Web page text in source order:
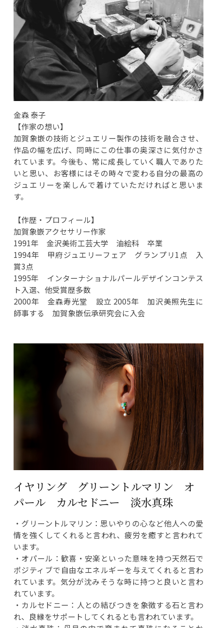
金森 泰子
【作家の想い】
加賀象嵌の技術とジュエリー製作の技術を融合させ、
作品の幅を広げ、同時にこの仕事の奥深さに気付かさ
れています。今後も、常に成長していく職人でありた
いと思い、お客様にはその時々で変わる自分の最高の
ジュエリーを楽しんで着けていただければと思いま
す。
【作歴・プロフィール】
加賀象嵌アクセサリー作家
1991年 金沢美術工芸大学 油絵科 卒業
1994年 甲府ジュエリーフェア グランプリ1点 入
賞3点
1995年 インターナショナルパールデザインコンテス
ト入選、他受賞歴多数
2000年 金森寿光堂 設立 2005年 加沢美照先生に
師事する 加賀象嵌伝承研究会に入会
イヤリング グリーントルマリン オ
パール カルセドニー 淡水真珠
・グリーントルマリン：思いやりの心など他人への愛
情を強くしてくれると言われ、疲労を癒すと言われて
います。
・オパール：歓喜・安楽といった意味を持つ天然石で
ポジティブで自由なエネルギーを与えてくれると言わ
れています。気分が沈みそうな時に持つと良いと言わ
れています。
・カルセドニー：人との結びつきを象徴する石と言わ
れ、良縁をサポートしてくれるとも言われています。